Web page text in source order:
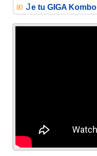
Je tu GIGA Kombo